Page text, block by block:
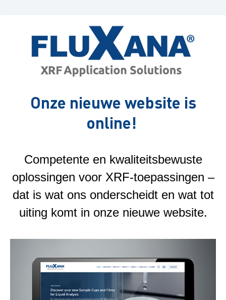
Onze nieuwe website is
online!
Competente en kwaliteitsbewuste
oplossingen voor XRF-toepassingen –
dat is wat ons onderscheidt en wat tot
uiting komt in onze nieuwe website.